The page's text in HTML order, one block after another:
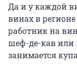
Да и у каждой
винах в
работник на
шеф-де-кав или
занимается